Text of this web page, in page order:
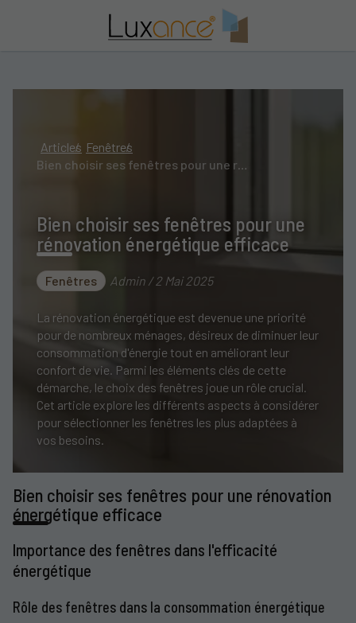
Articles Fenêtres
Bien choisir ses fenêtres pour une rénovation énergétique efficace
Bien choisir ses fenêtres pour une
rénovation énergétique efficace
Fenêtres Admin / 2 Mai 2025
La rénovation énergétique est devenue une priorité
pour de nombreux ménages, désireux de diminuer leur
consommation d'énergie tout en améliorant leur
confort de vie. Parmi les éléments clés de cette
démarche, le choix des fenêtres joue un rôle crucial.
Cet article explore les différents aspects à considérer
pour sélectionner les fenêtres les plus adaptées à
vos besoins.
Bien choisir ses fenêtres pour une rénovation
énergétique efficace
Importance des fenêtres dans l'efficacité
énergétique
Rôle des fenêtres dans la consommation énergétique